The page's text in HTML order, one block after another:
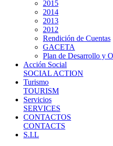
2015
2014
2013
2012
Rendición de Cuentas
GACETA
Plan de Desarrollo y
Acción Social
SOCIAL ACTION
Turismo
TOURISM
Servicios
SERVICES
CONTACTOS
CONTACTS
S.I.L